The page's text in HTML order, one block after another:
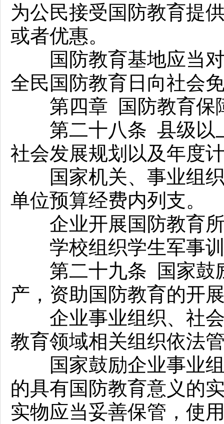
为公民接受国防教育提
或者优惠。
国防教育基地应当对
全民国防教育日向社会
第四章 国防教育保
第二十八条 县级以上
社会发展规划以及年度
国家机关、事业组织
单位预算经费内列支。
企业开展国防教育所
学校组织学生军事训
第二十九条 国家鼓励
产，资助国防教育的开
企业事业组织、社会
教育领域相关组织依法
国家鼓励企业事业组
的具有国防教育意义的
实物应当妥善保管，使